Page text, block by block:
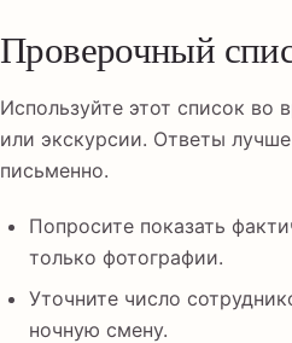
Проверочный
Используйте этот список во
или экскурсии. Ответы
письменно.
Попросите показать
только фотографии.
Уточните число
ночную смену.